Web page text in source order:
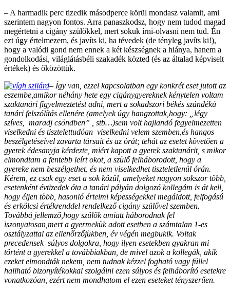
– A harmadik perc tizedik másodperce körül mondasz valamit, ami
szerintem nagyon fontos. Arra panaszkodsz, hogy nem tudod magad
megértetni a cigány szülőkkel, mert sokuk írni-olvasni nem tud. Én
ezt úgy értelmezem, és javíts ki, ha tévedek (de tényleg javíts ki!),
hogy a valódi gond nem ennek a két készségnek a hiánya, hanem a
gondolkodási, világlátásbéli szakadék közted (és az általad képviselt
értékek) és őközöttük.
– Így van, ezzel kapcsolatban egy konkrét eset jutott az
eszembe,amikor néhány hete egy cigánygyereknek kénytelen voltam
szaktanári figyelmeztetést adni, mert a sokadszori békés szándékú
tanári felszólítás ellenére (amelyek úgy hangzottak,hogy: „légy
szíves, maradj csöndben” , stb…)sem volt hajlandó fegyelmezetten
viselkedni és tisztelettudóan viselkedni velem szemben,és hangos
beszélgetéseivel zavarta társait és az órát; tehát az esetet követően a
gyerek édesanyja kérdezte, miért kapott a gyerek szaktanárit, s mikor
elmondtam a fentebb leírt okot, a szülő felháborodott, hogy a
gyereke nem beszélgethet, és nem viselkedhet tiszteletlenül órán.
Kérem, ez csak egy eset a sok közül, amelyeket nagyon sokszor több,
esetenként évtizedek óta a tanári pályán dolgozó kollegám is át kell,
hogy éljen több, hasonló értelmi képességekkel megáldott, felfogású
és erkölcsi értékrenddel rendelkező cigány szülővel szemben.
Továbbá jellemző,hogy szülők amiatt háborodnak fel
iszonyatosan,mert a gyermekük adott esetben a számtalan 1-es
osztályzattal az ellenőrzőjükben, év végén megbukik. Voltak
precedensek súlyos dolgokra, hogy ilyen esetekben gyakran mi
történt a gyerekkel a továbbiakban, de mivel azok a kollegák, akik
ezeket elmondták nekem, nem tudnak kézzel fogható vagy füllel
hallható bizonyítékokkal szolgálni ezen súlyos és felháborító esetekre
vonatkozóan, ezért nem mondhatom el ezen eseteket tényszerűen.